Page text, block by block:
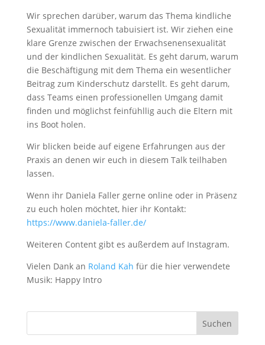
Wir sprechen darüber, warum das Thema kindliche
Sexualität immernoch tabuisiert ist. Wir ziehen eine
klare Grenze zwischen der Erwachsenensexualität
und der kindlichen Sexualität. Es geht darum, warum
die Beschäftigung mit dem Thema ein wesentlicher
Beitrag zum Kinderschutz darstellt. Es geht darum,
dass Teams einen professionellen Umgang damit
finden und möglichst feinfühllig auch die Eltern mit
ins Boot holen.
Wir blicken beide auf eigene Erfahrungen aus der
Praxis an denen wir euch in diesem Talk teilhaben
lassen.
Wenn ihr Daniela Faller gerne online oder in Präsenz
zu euch holen möchtet, hier ihr Kontakt:
https://www.daniela-faller.de/
Weiteren Content gibt es außerdem auf Instagram.
Vielen Dank an Roland Kah für die hier verwendete
Musik: Happy Intro